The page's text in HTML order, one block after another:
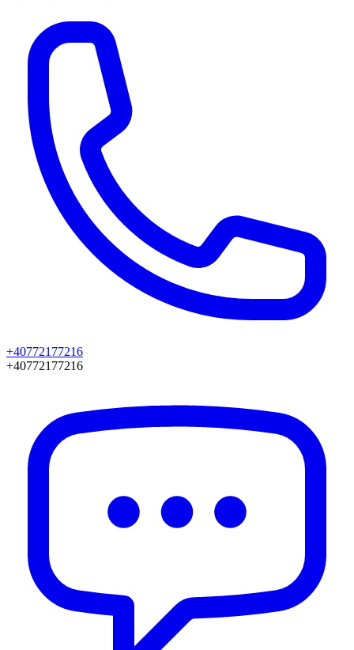
+40772177216
+40772177216